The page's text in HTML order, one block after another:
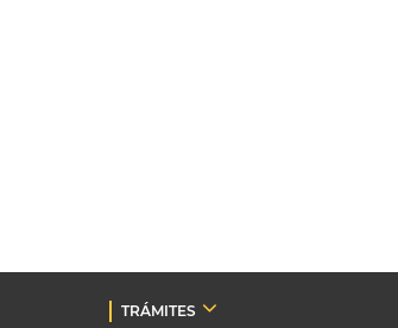
TRÁMITES